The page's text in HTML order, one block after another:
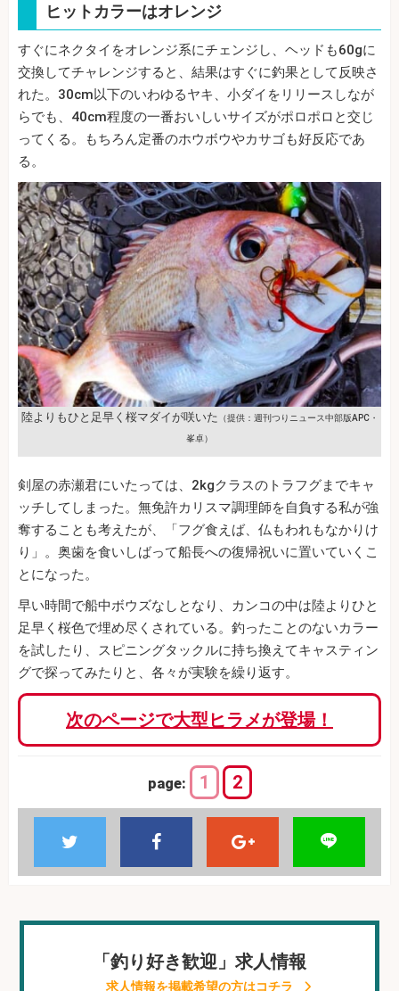
ヒットカラーはオレンジ
すぐにネクタイをオレンジ系にチェンジし、ヘッドも60gに
交換してチャレンジすると、結果はすぐに釣果として反映さ
れた。30cm以下のいわゆるヤキ、小ダイをリリースしなが
らでも、40cm程度の一番おいしいサイズがポロポロと交じ
ってくる。もちろん定番のホウボウやカサゴも好反応であ
る。
陸よりもひと足早く桜マダイが咲いた （提供：週刊つりニュース中部版APC・
峯卓）
剣屋の赤瀬君にいたっては、2kgクラスのトラフグまでキャ
ッチしてしまった。無免許カリスマ調理師を自負する私が強
奪することも考えたが、「フグ食えば、仏もわれもなかりけ
り」。奥歯を食いしばって船長への復帰祝いに置いていくこ
とになった。
早い時間で船中ボウズなしとなり、カンコの中は陸よりひと
足早く桜色で埋め尽くされている。釣ったことのないカラー
を試したり、スピニングタックルに持ち換えてキャスティン
グで探ってみたりと、各々が実験を繰り返す。
次のページで大型ヒラメが登場！
page: 1 2
「釣り好き歓迎」求人情報
求人情報を掲載希望の方はコチラ